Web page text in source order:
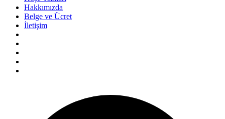
Hakkımızda
Belge ve Ücret
İletişim